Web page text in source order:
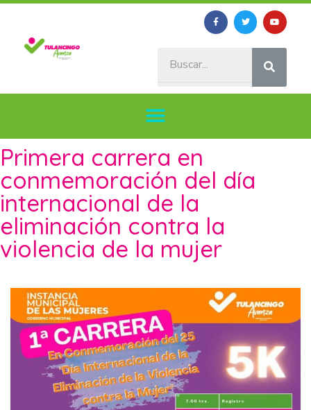
Primera carrera en
conmemoración del día
internacional de la
eliminación contra la
violencia de la mujer